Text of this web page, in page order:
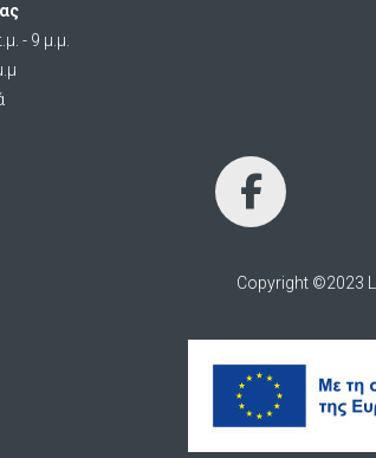
- 9 μ.μ.
Copyright ©2023